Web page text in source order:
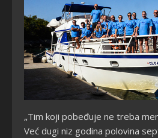
„Tim koji pobeđuje ne treba
Već dugi niz godina polovina